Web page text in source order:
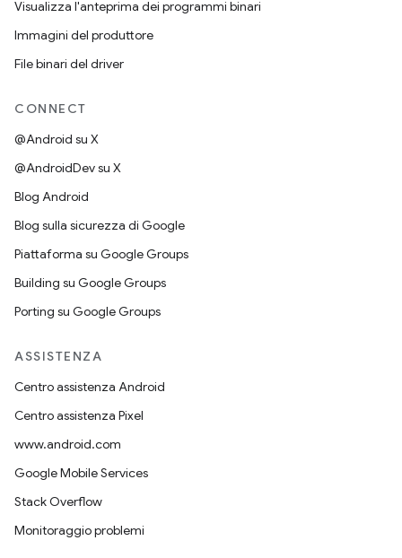
Visualizza l'anteprima dei programmi binari
Immagini del produttore
File binari del driver
CONNECT
@Android su X
@AndroidDev su X
Blog Android
Blog sulla sicurezza di Google
Piattaforma su Google Groups
Building su Google Groups
Porting su Google Groups
ASSISTENZA
Centro assistenza Android
Centro assistenza Pixel
www.android.com
Google Mobile Services
Stack Overflow
Monitoraggio problemi